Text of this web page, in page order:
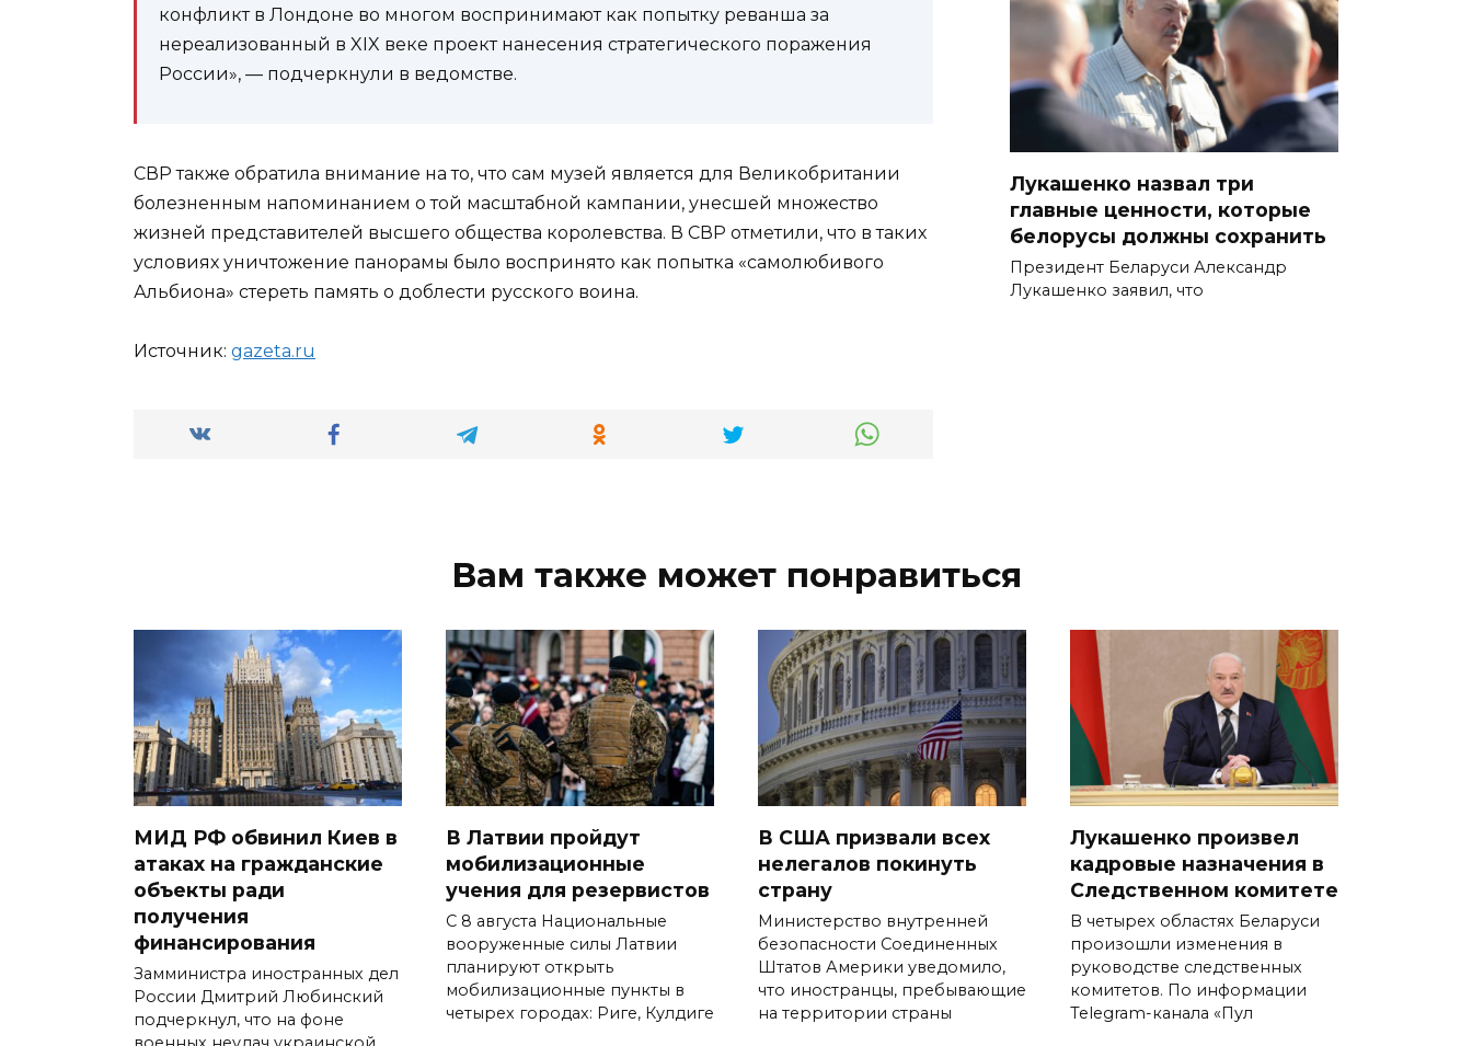
конфликт в Лондоне во многом воспринимают как попытку реванша за
нереализованный в XIX веке проект нанесения стратегического поражения
России», — подчеркнули в ведомстве.
СВР также обратила внимание на то, что сам музей является для Великобритании
болезненным напоминанием о той масштабной кампании, унесшей множество
жизней представителей высшего общества королевства. В СВР отметили, что в таких
условиях уничтожение панорамы было воспринято как попытка «самолюбивого
Альбиона» стереть память о доблести русского воина.
Источник: gazeta.ru
Лукашенко назвал три
главные ценности, которые
белорусы должны сохранить
Президент Беларуси Александр
Лукашенко заявил, что
Вам также может понравиться
МИД РФ обвинил Киев в
атаках на гражданские
объекты ради
получения
финансирования
Замминистра иностранных дел
России Дмитрий Любинский
подчеркнул, что на фоне
В Латвии пройдут
мобилизационные
учения для резервистов
С 8 августа Национальные
вооруженные силы Латвии
планируют открыть
мобилизационные пункты в
четырех городах: Риге, Кулдиге
В США призвали всех
нелегалов покинуть
страну
Министерство внутренней
безопасности Соединенных
Штатов Америки уведомило,
что иностранцы, пребывающие
на территории страны
Лукашенко произвел
кадровые назначения в
Следственном комитете
В четырех областях Беларуси
произошли изменения в
руководстве следственных
комитетов. По информации
Telegram-канала «Пул